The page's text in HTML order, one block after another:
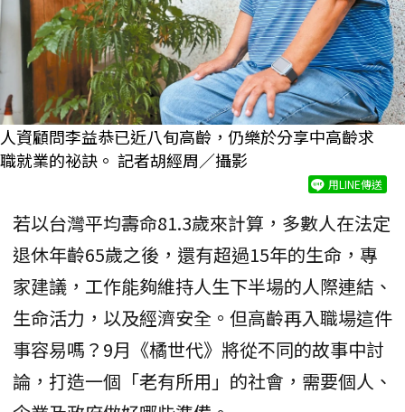
人資顧問李益恭已近八旬高齡，仍樂於分享中高齡求
職就業的祕訣。 記者胡經周／攝影
用LINE傳送
若以台灣平均壽命81.3歲來計算，多數人在法定
退休年齡65歲之後，還有超過15年的生命，專
家建議，工作能夠維持人生下半場的人際連結、
生命活力，以及經濟安全。但高齡再入職場這件
事容易嗎？9月《橘世代》將從不同的故事中討
論，打造一個「老有所用」的社會，需要個人、